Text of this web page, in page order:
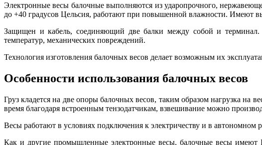
Электронные весы балочные выполняются из ударопрочного,
до +40 градусов Цельсия, работают при повышенной влажности. Имеют
Защищен и кабель, соединяющий две балки между собой и терминал.
температур, механических повреждений.
Технология изготовления балочных весов делает возможным их
Особенности использования балочных весов
Груз кладется на две опоры балочных весов, таким образом нагрузка на
время благодаря встроенным тензодатчикам, взвешивание можно
Весы работают в условиях подключения к электричеству и в автономном
Как и другие промышленные электронные весы, балочные весы имеют